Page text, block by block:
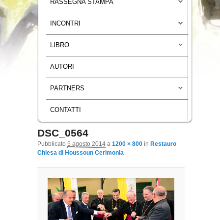
RASSEGNA STAMPA
INCONTRI
LIBRO
AUTORI
PARTNERS
CONTATTI
Navigazione immagini
DSC_0564
Pubblicato 5 agosto 2014a 1200 × 800in Restauro
Chiesa di Houssoun Cerimonia